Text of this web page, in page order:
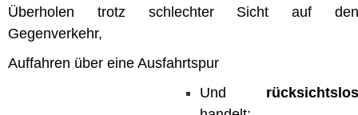
Überholen trotz schlechter Sicht auf den
Gegenverkehr,
Auffahren über eine Ausfahrtspur
Und rücksichtslos